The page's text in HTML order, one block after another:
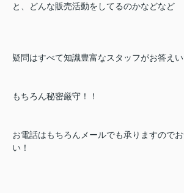
と、どんな販売活動をしてるのかなどなど
疑問はすべて知識豊富なスタッフがお答えい
もちろん秘密厳守！！
お電話はもちろんメールでも承りますので
い！